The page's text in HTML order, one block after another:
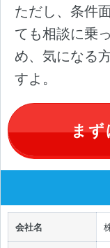
ただし、条件
ても相談に乗
め、気になる
すよ。
まず
会社名